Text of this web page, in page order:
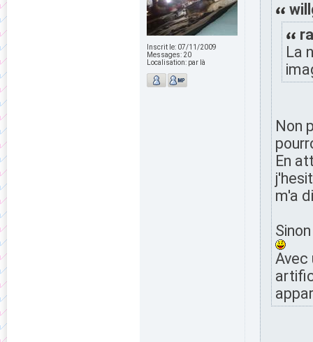
Inscrit le: 07/11/2009
Messages: 20
Localisation: par là
La
Non
En
m'a
Avec